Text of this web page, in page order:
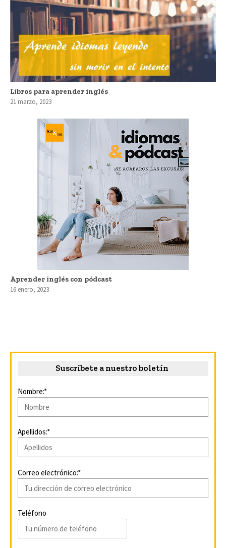
Libros para aprender inglés
21 marzo, 2023
Aprender inglés con pódcast
16 enero, 2023
Suscríbete a nuestro boletín
Nombre:*
Apellidos:*
Correo electrónico:*
Teléfono